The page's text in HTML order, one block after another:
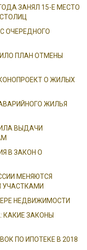
ЗАНЯЛ 15-Е МЕСТО
ОЧЕРЕДНОГО
ПЛАН ОТМЕНЫ
О ЖИЛЫХ
ЖИЛЬЯ
ВЫДАЧИ
В ЗАКОН О
МЕНЯЮТСЯ
УЧАСТКАМИ
НЕДВИЖИМОСТИ
КАКИЕ ЗАКОНЫ
ПО ИПОТЕКЕ В 2018